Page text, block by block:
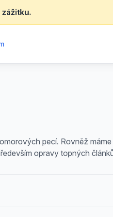
pecí. Rovněž
opravy topných